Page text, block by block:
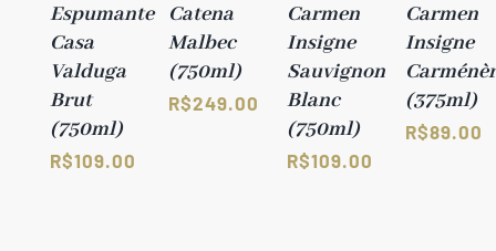
Espumante
Casa
Valduga
Brut
(750ml)
R$109.00
Catena
Malbec
(750ml)
R$249.00
Carmen
Insigne
Sauvignon
Blanc
(750ml)
R$109.00
Carmen
Insigne
(375ml)
R$89.00